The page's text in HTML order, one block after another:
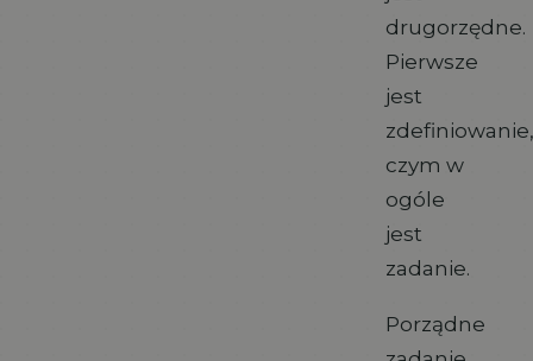
drugorzędne.
Pierwsze
jest
zdefiniowanie,
czym w
ogóle
jest
zadanie.
Porządne